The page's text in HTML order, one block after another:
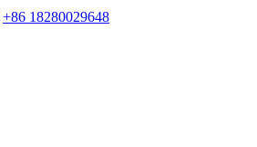
+86 18280029648